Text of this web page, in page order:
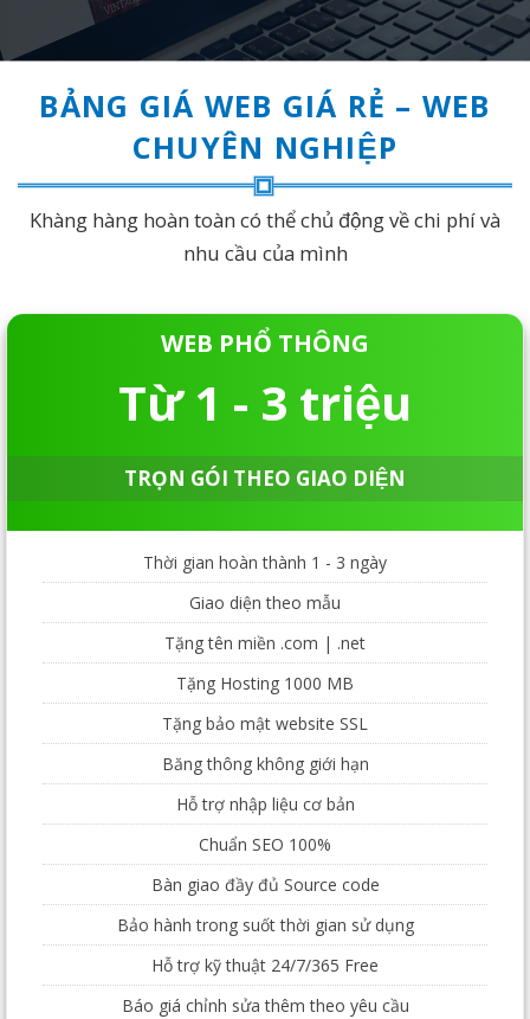
BẢNG GIÁ WEB GIÁ RẺ – WEB
CHUYÊN NGHIỆP
Khàng hàng hoàn toàn có thể chủ động về chi phí và
nhu cầu của mình
WEB PHỔ THÔNG
Từ 1 - 3 triệu
TRỌN GÓI THEO GIAO DIỆN
Thời gian hoàn thành 1 - 3 ngày
Giao diện theo mẫu
Tặng tên miền .com | .net
Tặng Hosting 1000 MB
Tặng bảo mật website SSL
Băng thông không giới hạn
Hỗ trợ nhập liệu cơ bản
Chuẩn SEO 100%
Bàn giao đầy đủ Source code
Bảo hành trong suốt thời gian sử dụng
Hỗ trợ kỹ thuật 24/7/365 Free
Báo giá chỉnh sửa thêm theo yêu cầu